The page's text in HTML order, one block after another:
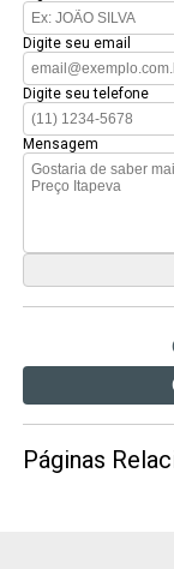
Digite seu email
Digite seu telefone
Mensagem
Páginas